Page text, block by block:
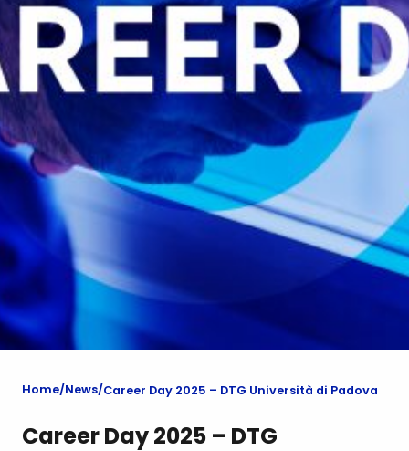
Home News Career Day 2025 – DTG Università di Padova
Career Day 2025 – DTG